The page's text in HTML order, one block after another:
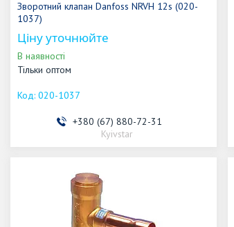
Зворотний клапан Danfoss NRVH 12s (020-
1037)
Ціну уточнюйте
В наявності
Тільки оптом
020-1037
+380 (67) 880-72-31
Kyivstar